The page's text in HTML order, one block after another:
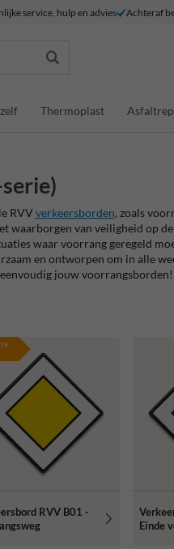
service, hulp en advies Achteraf
Thermoplast
RVV verkeersborden, zoals
waarborgen van veiligheid op
waar voorrang geregeld
en ontworpen om in alle
jouw voorrangsborden!
RVV B01 -
Einde